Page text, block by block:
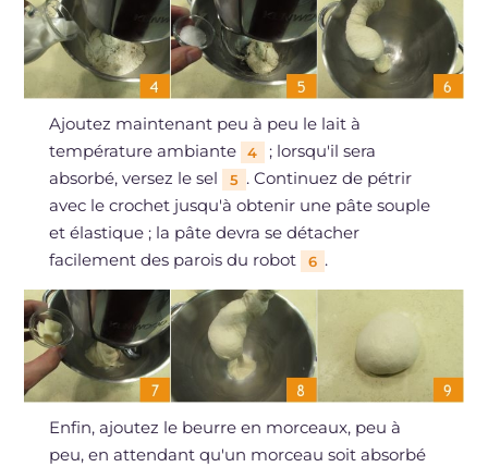
Ajoutez maintenant peu à peu le lait à
température ambiante
4
; lorsqu'il sera
absorbé, versez le sel
5 . Continuez de pétrir
avec le crochet jusqu'à obtenir une pâte souple
et élastique ; la pâte devra se détacher
facilement des parois du robot
6 .
Enfin, ajoutez le beurre en morceaux, peu à
peu, en attendant qu'un morceau soit absorbé